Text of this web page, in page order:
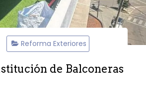
Reforma Exteriores
de Balconeras